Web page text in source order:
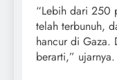
“Lebih dari 250
telah terbunuh,
hancur di Gaza.
berarti,” ujarnya.